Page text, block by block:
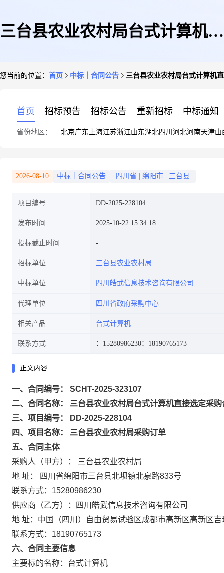
三台县农业农村局台式计算机直
您当前的位置： 首页 中标｜合同公告 三台县农业农村局台式计算机
首页 招标预告 招标公告 重新招标 中标通知
省份地区： 北京广东 上海江苏浙江山东湖北四川 河北河南天津山
2026-08-10 中标｜合同公告 四川省 绵阳市 三台县
项目编号 DD-2025-228104
发布时间 2025-10-22 15:34:18
投标截止时间
招标单位 三台县农业农村局
中标单位 四川皓武信息技术咨询有限公司
代理单位 四川省政府采购中心
相关产品 台式计算机
联系方式 ：15280986230：18190765173
正文内容
一、合同编号： SCHT-2025-323107
二、合同名称： 三台县农业农村局台式计算机直接选定采购
三、项目编号： DD-2025-228104
四、项目名称： 三台县农业农村局采购订单
五、合同主体
采购人（甲方）： 三台县农业农村局
地 址： 四川省绵阳市三台县北坝镇北泉路833号
联系方式：15280986230
供应商（乙方）：四川皓武信息技术咨询有限公司
地 址：中国（四川）自由贸易试验区成都市高新区高新区
联系方式：18190765173
六、合同主要信息
主要标的名称：台式计算机